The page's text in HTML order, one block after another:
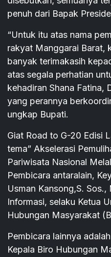
penuh dari Bapak
“Untuk itu atas nama
rakyat Manggarai Barat,
banyak terimakasih
atas segala perhatian
kehadiran Shana Fatina,
yang perannya
ungkap Bupati.
Giat Road to G-20 Edisi
tema” Akselerasi
Pariwisata Nasional
Pembicara antaralain,
Usman Kansong,S.
Informasi, selaku Ketua
Hubungan Masyarakat
Pembicara lainnya
Kepala Biro Hubungan